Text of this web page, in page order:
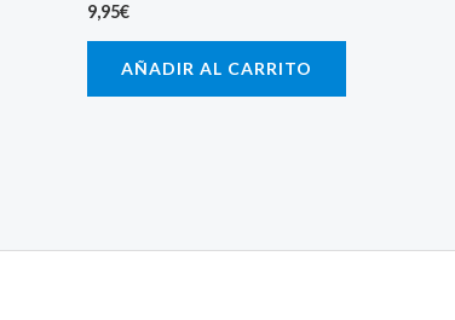
9,95€
AÑADIR AL CARRITO